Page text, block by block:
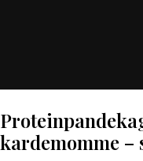
kardemomme –